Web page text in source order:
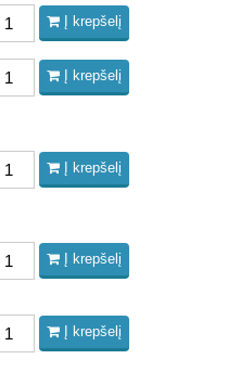
Į krepšelį
Į krepšelį
Į krepšelį
Į krepšelį
Į krepšelį